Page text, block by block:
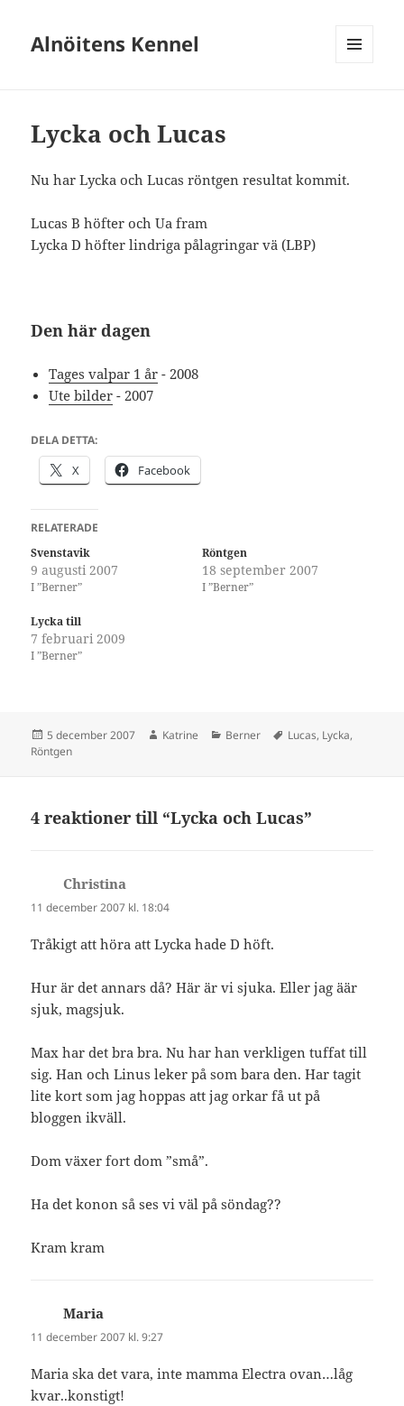
Alnöitens Kennel
Lycka och Lucas
Nu har Lycka och Lucas röntgen resultat kommit.
Lucas B höfter och Ua fram
Lycka D höfter lindriga pålagringar vä (LBP)
Den här dagen
Tages valpar 1 år - 2008
Ute bilder - 2007
DELA DETTA:
X Facebook
RELATERADE
Svenstavik
9 augusti 2007
I ”Berner”
Röntgen
18 september 2007
I ”Berner”
Lycka till
7 februari 2009
I ”Berner”
Postat
5 december 2007 Författare
Katrine Kategorier
Berner Taggar
Lucas, Lycka,
Röntgen
4 reaktioner till “Lycka och Lucas”
Christina
11 december 2007 kl. 18:04
Tråkigt att höra att Lycka hade D höft.
Hur är det annars då? Här är vi sjuka. Eller jag äär
sjuk, magsjuk.
Max har det bra bra. Nu har han verkligen tuffat till
sig. Han och Linus leker på som bara den. Har tagit
lite kort som jag hoppas att jag orkar få ut på
bloggen ikväll.
Dom växer fort dom ”små”.
Ha det konon så ses vi väl på söndag??
Kram kram
Maria
11 december 2007 kl. 9:27
Maria ska det vara, inte mamma Electra ovan…låg
kvar..konstigt!